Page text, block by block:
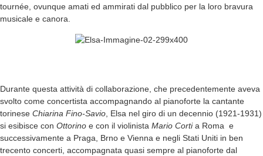
tournée, ovunque amati ed ammirati dal pubblico per la loro bravura
musicale e canora.
Durante questa attività di collaborazione, che precedentemente aveva
svolto come concertista accompagnando al pianoforte la cantante
torinese Chiarina Fino-Savio, Elsa nel giro di un decennio (1921-1931)
si esibisce con Ottorino e con il violinista Mario Cortia Roma e
successivamente a Praga, Brno e Vienna e negli Stati Uniti in ben
trecento concerti, accompagnata quasi sempre al pianoforte dal